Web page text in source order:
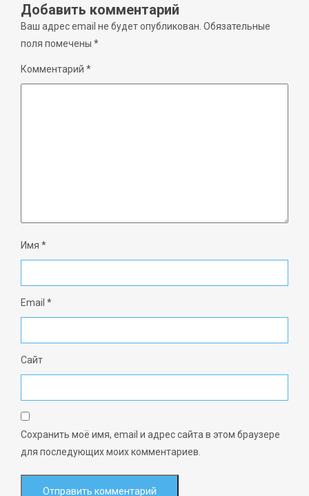
Добавить комментарий
Ваш адрес email не будет опубликован. Обязательные
поля помечены *
Комментарий *
Имя *
Email *
Сайт
Сохранить моё имя, email и адрес сайта в этом браузере
для последующих моих комментариев.